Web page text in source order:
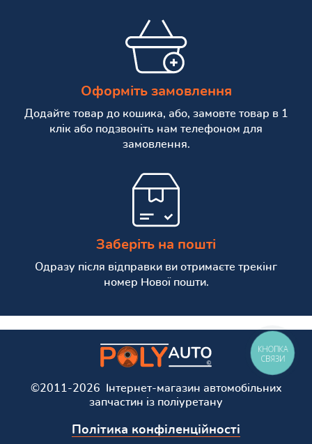
Оформіть замовлення
Додайте товар до кошика, або, замовте товар в 1
клік або подзвоніть нам телефоном для
замовлення.
Заберіть на пошті
Одразу після відправки ви отримаєте трекінг
номер Нової пошти.
©2011-2026 Інтернет-магазин автомобільних
запчастин із поліуретану
Політика конфіленційності
КНОПКА
СВЯЗИ